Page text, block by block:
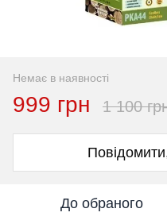
Немає в наявності
999 грн 1 100
До обраного